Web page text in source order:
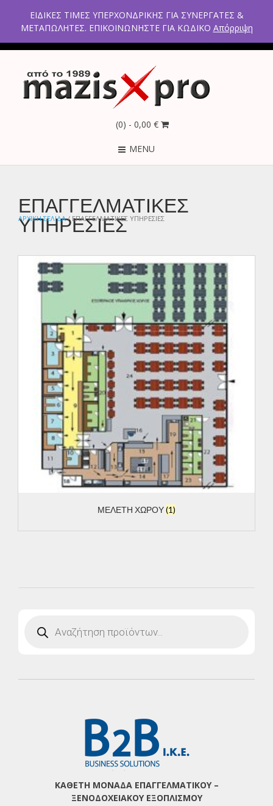
2ο χλμ Κρανιδίου – Πορτοχελίου, Αργολίδα 21300
Τηλέφωνα: 2754021300 – 6946670771 - 2103005798
(0) - 0,00 €
MENU
ΑΡΧΙΚΉ ΣΕΛΊΔΑ/ ΕΠΑΓΓΕΛΜΑΤΙΚΕΣ ΥΠΗΡΕΣΙΕΣ
ΕΠΑΓΓΕΛΜΑΤΙΚΕΣ
ΥΠΗΡΕΣΙΕΣ
ΜΕΛΕΤΗ ΧΩΡΟΥ(1)
search
ΚΑΘΕΤΗ ΜΟΝΑΔΑ ΕΠΑΓΓΕΛΜΑΤΙΚΟΥ –
ΞΕΝΟΔΟΧΕΙΑΚΟΥ ΕΞΟΠΛΙΣΜΟΥ
ΕΙΔΙΚΕΣ ΤΙΜΕΣ ΥΠΕΡΧΟΝΔΡΙΚΗΣ ΓΙΑ ΣΥΝΕΡΓΑΤΕΣ &
ΜΕΤΑΠΩΛΗΤΕΣ. ΕΠΙΚΟΙΝΩΝΗΣΤΕ ΓΙΑ ΚΩΔΙΚΟ Απόρριψη